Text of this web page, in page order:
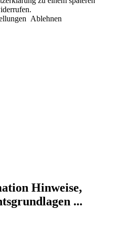
Ablehnen
Hinweise,
...